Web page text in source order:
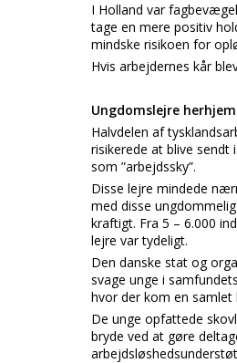
I Holland var
tage en mere positiv
mindske risikoen for
Hvis arbejdernes kår
Ungdomslejre
Halvdelen af
risikerede at blive
som ”arbejdssky”.
Disse lejre mindede
med disse
kraftigt. Fra 5 – 6.000
lejre var tydeligt.
Den danske stat og
svage unge i
hvor der kom en
De unge opfattede
bryde ved at gøre